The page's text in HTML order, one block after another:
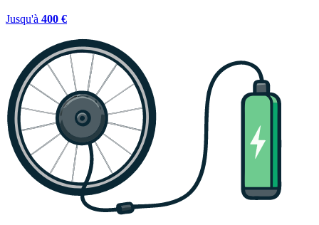
Jusqu'à 400 €